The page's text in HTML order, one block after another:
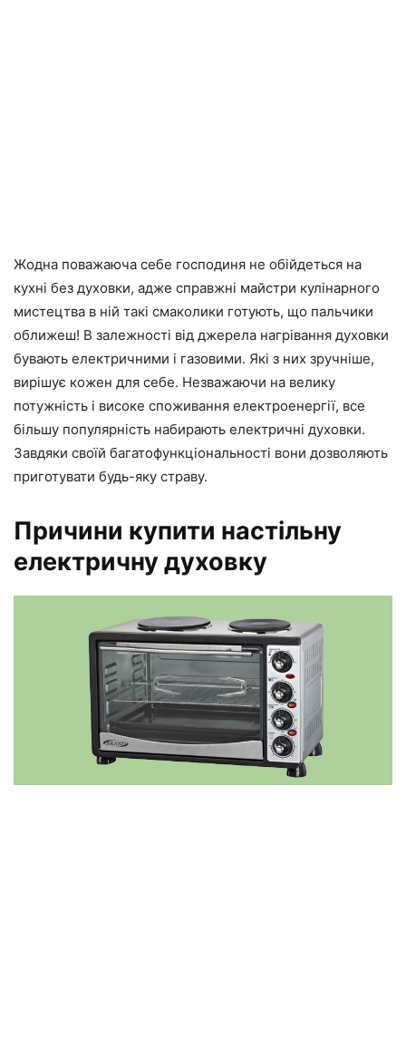
Жодна поважаюча себе господиня не обійдеться на
кухні без духовки, адже справжні майстри кулінарного
мистецтва в ній такі смаколики готують, що пальчики
оближеш! В залежності від джерела нагрівання духовки
бувають електричними і газовими. Які з них зручніше,
вирішує кожен для себе. Незважаючи на велику
потужність і високе споживання електроенергії, все
більшу популярність набирають електричні духовки.
Завдяки своїй багатофункціональності вони дозволяють
приготувати будь-яку страву.
Причини купити настільну
електричну духовку